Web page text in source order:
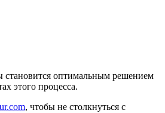
становится оптимальным решением
этого процесса.
, чтобы не столкнуться с